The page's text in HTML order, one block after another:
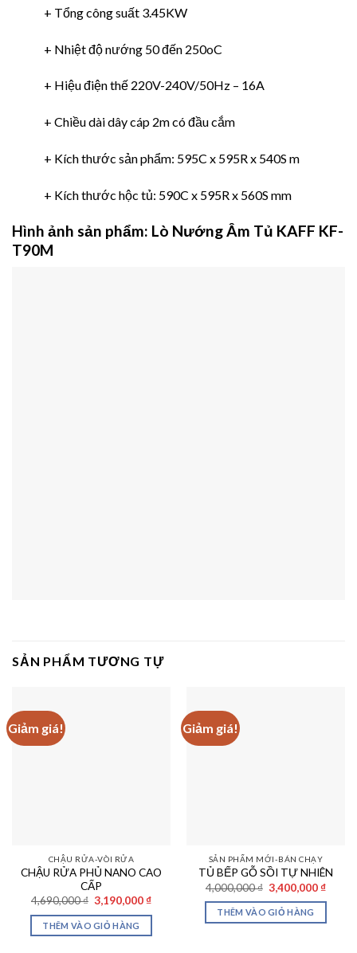
+ Tổng công suất 3.45KW
+ Nhiệt độ nướng 50 đến 250oC
+ Hiệu điện thế 220V-240V/50Hz – 16A
+ Chiều dài dây cáp 2m có đầu cắm
+ Kích thước sản phẩm: 595C x 595R x 540S m
+ Kích thước hộc tủ: 590C x 595R x 560S mm
Hình ảnh sản phẩm: Lò Nướng Âm Tủ KAFF KF-
T90M
SẢN PHẨM TƯƠNG TỰ
Giảm giá!
CHẬU RỬA-VÒI RỬA
CHẬU RỬA PHỦ NANO CAO
CẤP
4,690,000₫ Giá
gốc
là:
4,690,000 ₫.
3,190,000 ₫Giá
THÊM VÀO GIỎ HÀNG
Giảm giá!
SẢN PHẨM MỚI-BÁN CHẠY
TỦ BẾP GỖ SỒI TỰ NHIÊN
4,000,000₫ Giá
gốc
là:
4,000,000 ₫.
3,400,000 ₫Giá
THÊM VÀO GIỎ HÀNG